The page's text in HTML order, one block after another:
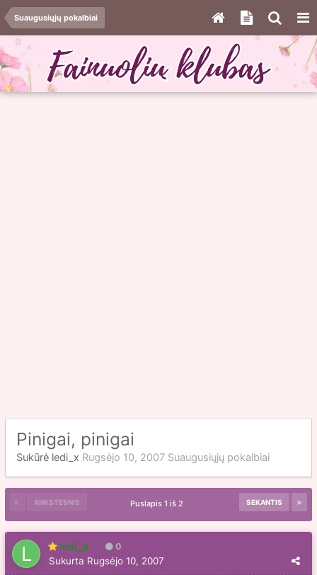
Suaugusiųjų pokalbiai
Pinigai, pinigai
Sukūrė ledi_x Rugsėjo 10, 2007 Suaugusiųjų pokalbiai
ANKSTESNIS SEKANTIS
Puslapis 1 iš 2
ledi_x 0
Sukurta Rugsėjo 10, 2007